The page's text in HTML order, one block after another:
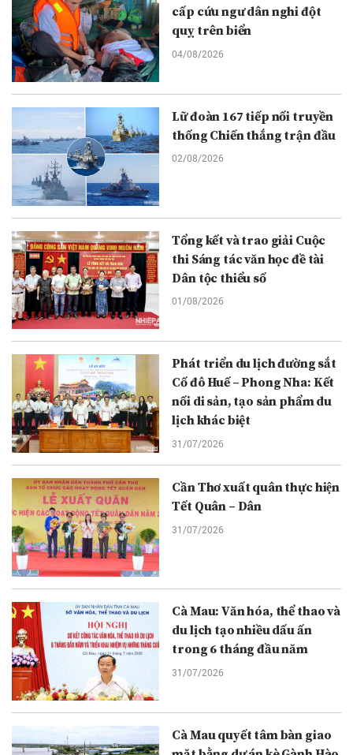
cấp cứu ngư dân nghi đột
quỵ trên biển
04/08/2026
Lữ đoàn 167 tiếp nối truyền
thống Chiến thắng trận đầu
02/08/2026
Tổng kết và trao giải Cuộc
thi Sáng tác văn học đề tài
Dân tộc thiểu số
01/08/2026
Phát triển du lịch đường sắt
Cố đô Huế – Phong Nha: Kết
nối di sản, tạo sản phẩm du
lịch khác biệt
31/07/2026
Cần Thơ xuất quân thực hiện
Tết Quân – Dân
31/07/2026
Cà Mau: Văn hóa, thể thao và
du lịch tạo nhiều dấu ấn
trong 6 tháng đầu năm
31/07/2026
Cà Mau quyết tâm bàn giao